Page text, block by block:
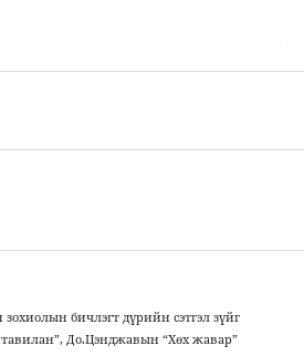
бичлэгт дүрийн сэтгэл зүйг
До.Цэнджавын “Хөх жавар”